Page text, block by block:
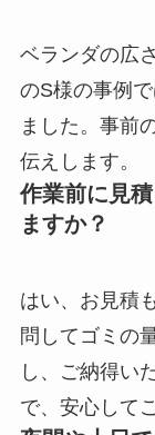
ベランダの広
のS様の事例
ました。事前
伝えします。
作業前に見
ますか？
はい、お見積
問してゴミの
し、ご納得い
で、安心して